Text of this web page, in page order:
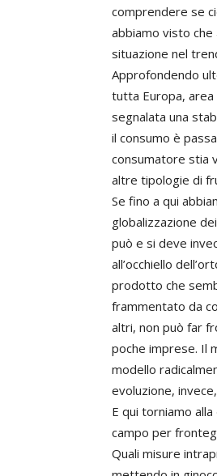
comprendere se
abbiamo visto
situazione nel
Approfondendo
tutta Europa,
segnalata una
il consumo è
consumatore stia
altre tipologie di
Se fino a qui
globalizzazione
può e si deve
all’occhiello
prodotto che
frammentato da
altri, non può far
poche imprese. Il
modello
evoluzione,
E qui torniamo
campo per
Quali misure